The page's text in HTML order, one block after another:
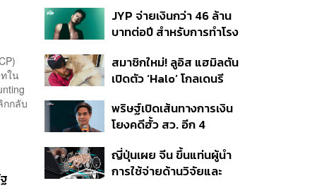
ใน
กกลับ
ดนตรี
JYP จ่ายเงินกว่า 46 ล้าน
บาทต่อปี สำหรับการทำโรง
สมาชิกใหม่! ลูอิส แฮมิลตัน
เปิดตัว ‘Halo’ โกลเดนรี
พริษฐ์เปิดเส้นทางการเงิน
โยงคดีฮั้ว สว. อีก 4
อำนาจเจริญโอนเงินให้เจ้า
หน้าที่ กกต. ฝ่ายสืบสวน
ญี่ปุ่นเผย จีน ขึ้นแท่นผู้นำ
การใช้จ่ายด้านวิจัยและ